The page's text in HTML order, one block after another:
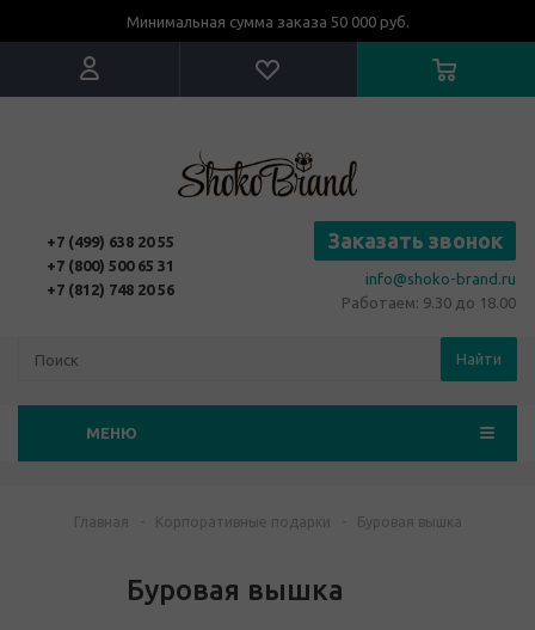
Минимальная сумма заказа 50 000 руб.
+7 (499) 638 20 55
+7 (800) 500 65 31
+7 (812) 748 20 56
Заказать звонок
info@shoko-brand.ru
Работаем: 9.30 до 18.00
Найти
МЕНЮ
Главная - Корпоративные подарки - Буровая вышка
Буровая вышка